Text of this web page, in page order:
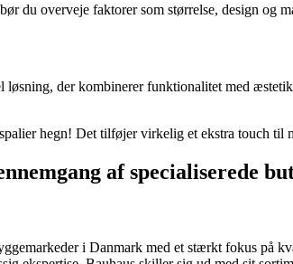
du overveje faktorer som størrelse, design og
løsning, der kombinerer funktionalitet med
hegn! Det tilføjer virkelig et ekstra touch
af specialiserede
i Danmark med et stærkt fokus på